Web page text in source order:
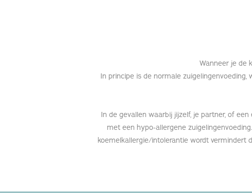
Wanneer je de
In principe is de normale
In de gevallen waarbij jijzelf, je partner, of
met een hypo-allergene
koemelkallergie/intolerantie wordt vermindert